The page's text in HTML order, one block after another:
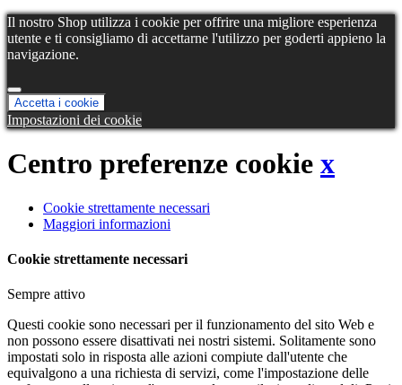
Il nostro Shop utilizza i cookie per offrire una migliore esperienza
utente e ti consigliamo di accettarne l'utilizzo per goderti appieno la
navigazione.
Accetta i cookie
Impostazioni dei cookie
Centro preferenze cookie x
Cookie strettamente necessari
Maggiori informazioni
Cookie strettamente necessari
Sempre attivo
Questi cookie sono necessari per il funzionamento del sito Web e
non possono essere disattivati ​​nei nostri sistemi. Solitamente sono
impostati solo in risposta alle azioni compiute dall'utente che
equivalgono a una richiesta di servizi, come l'impostazione delle